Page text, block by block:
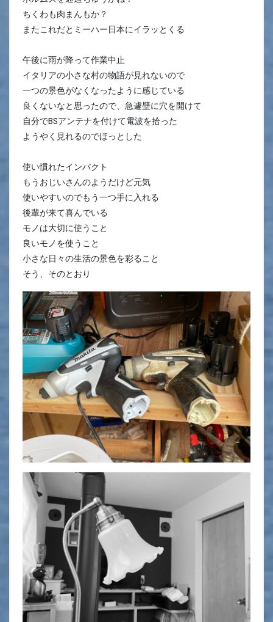
ちくわも肉まんもか？
またこれだとミーハー日本にイラッとくる
午後に雨が降って作業中止
イタリアの小さな村の物語が見れないので
一つの景色がなくなったように感じている
良くないなと思ったので、急遽壁に穴を開けて
自分でBSアンテナを付けて電波を拾った
ようやく見れるのでほっとした
使い慣れたインパクト
もうおじいさんのようだけど元気
使いやすいのでもう一つ手に入れる
後輩が来て喜んでいる
モノは大切に使うこと
良いモノを使うこと
小さな日々の生活の景色を彩ること
そう、そのとおり